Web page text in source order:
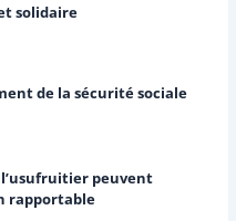
solidaire
de la sécurité sociale
peuvent
rapportable